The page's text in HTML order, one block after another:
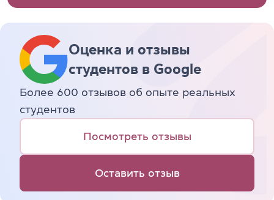
Оценка и отзывы
студентов в Google
Более 600 отзывов об опыте реальных
студентов
Посмотреть отзывы
Оставить отзыв